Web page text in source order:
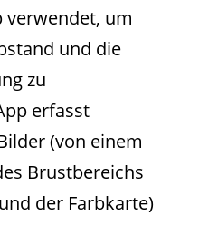
verwendet, um
und die
zu
erfasst
(von einem
Brustbereichs
der Farbkarte)